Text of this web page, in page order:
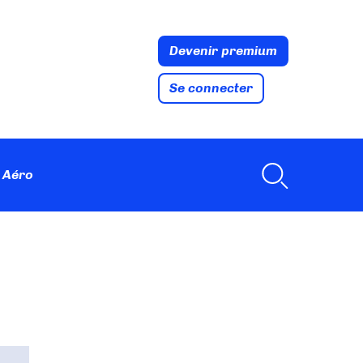
Devenir premium
Se connecter